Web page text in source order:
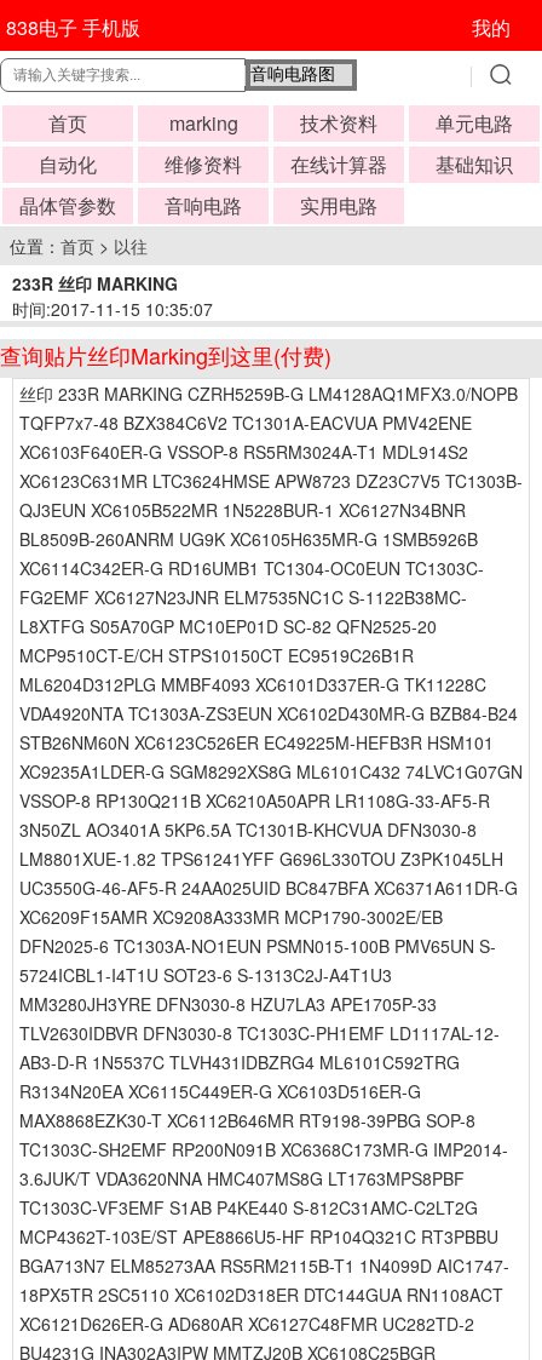
838电子 手机版 我的
首页 marking 技术资料
单元电路
自动化
维修资料 在线计算器
基础知识
晶体管参数
音响电路 实用电路
位置： 首页 > 以往
233R 丝印 MARKING
时间:2017-11-15 10:35:07
查询贴片丝印Marking到这里(付费)
丝印 233R MARKING CZRH5259B-G LM4128AQ1MFX3.0/NOPB
TQFP7x7-48 BZX384C6V2 TC1301A-EACVUA PMV42ENE
XC6103F640ER-G VSSOP-8 RS5RM3024A-T1 MDL914S2
XC6123C631MR LTC3624HMSE APW8723 DZ23C7V5 TC1303B-
QJ3EUN XC6105B522MR 1N5228BUR-1 XC6127N34BNR
BL8509B-260ANRM UG9K XC6105H635MR-G 1SMB5926B
XC6114C342ER-G RD16UMB1 TC1304-OC0EUN TC1303C-
FG2EMF XC6127N23JNR ELM7535NC1C S-1122B38MC-
L8XTFG S05A70GP MC10EP01D SC-82 QFN2525-20
MCP9510CT-E/CH STPS10150CT EC9519C26B1R
ML6204D312PLG MMBF4093 XC6101D337ER-G TK11228C
VDA4920NTA TC1303A-ZS3EUN XC6102D430MR-G BZB84-B24
STB26NM60N XC6123C526ER EC49225M-HEFB3R HSM101
XC9235A1LDER-G SGM8292XS8G ML6101C432 74LVC1G07GN
VSSOP-8 RP130Q211B XC6210A50APR LR1108G-33-AF5-R
3N50ZL AO3401A 5KP6.5A TC1301B-KHCVUA DFN3030-8
LM8801XUE-1.82 TPS61241YFF G696L330TOU Z3PK1045LH
UC3550G-46-AF5-R 24AA025UID BC847BFA XC6371A611DR-G
XC6209F15AMR XC9208A333MR MCP1790-3002E/EB
DFN2025-6 TC1303A-NO1EUN PSMN015-100B PMV65UN S-
5724ICBL1-I4T1U SOT23-6 S-1313C2J-A4T1U3
MM3280JH3YRE DFN3030-8 HZU7LA3 APE1705P-33
TLV2630IDBVR DFN3030-8 TC1303C-PH1EMF LD1117AL-12-
AB3-D-R 1N5537C TLVH431IDBZRG4 ML6101C592TRG
R3134N20EA XC6115C449ER-G XC6103D516ER-G
MAX8868EZK30-T XC6112B646MR RT9198-39PBG SOP-8
TC1303C-SH2EMF RP200N091B XC6368C173MR-G IMP2014-
3.6JUK/T VDA3620NNA HMC407MS8G LT1763MPS8PBF
TC1303C-VF3EMF S1AB P4KE440 S-812C31AMC-C2LT2G
MCP4362T-103E/ST APE8866U5-HF RP104Q321C RT3PBBU
BGA713N7 ELM85273AA RS5RM2115B-T1 1N4099D AIC1747-
18PX5TR 2SC5110 XC6102D318ER DTC144GUA RN1108ACT
XC6121D626ER-G AD680AR XC6127C48FMR UC282TD-2
BU4231G INA302A3IPW MMTZJ20B XC6108C25BGR